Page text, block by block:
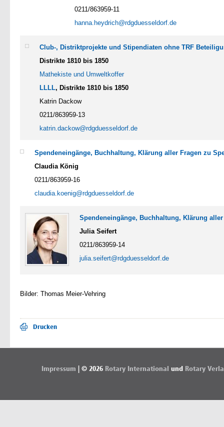
0211/863959-11
hanna.heydrich@rdgduesseldorf.de
Club-, Distriktprojekte und Stipendiaten ohne TRF
Distrikte 1810 bis 1850
Mathekiste und Umweltkoffer
LLLL, Distrikte 1810 bis 1850
Katrin Dackow
0211/863959-13
katrin.dackow@rdgduesseldorf.de
Spendeneingänge, Buchhaltung, Klärung aller Fragen zu
Claudia König
0211/863959-16
claudia.koenig@rdgduesseldorf.de
Spendeneingänge, Buchhaltung, Klärung
Julia Seifert
0211/863959-14
julia.seifert@rdgduesseldorf.de
Bilder: Thomas Meier-Vehring
Drucken
Impressum | © 2026 Rotary International und Rotary